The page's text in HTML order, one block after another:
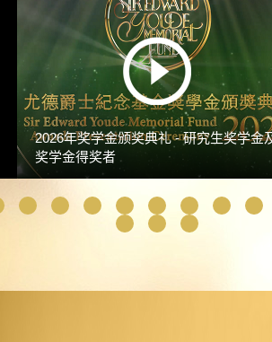
2026年奖学金颁奖典礼 - 研究生奖学金
奖学金得奖者